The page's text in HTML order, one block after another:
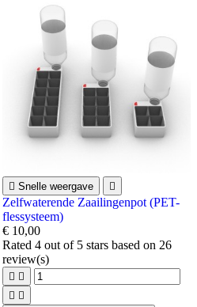
 Snelle weergave 
Zelfwaterende Zaailingenpot (PET-
flessysteem)
€ 10,00
Rated 4out of 5 stars based on 26
review(s)
 
 